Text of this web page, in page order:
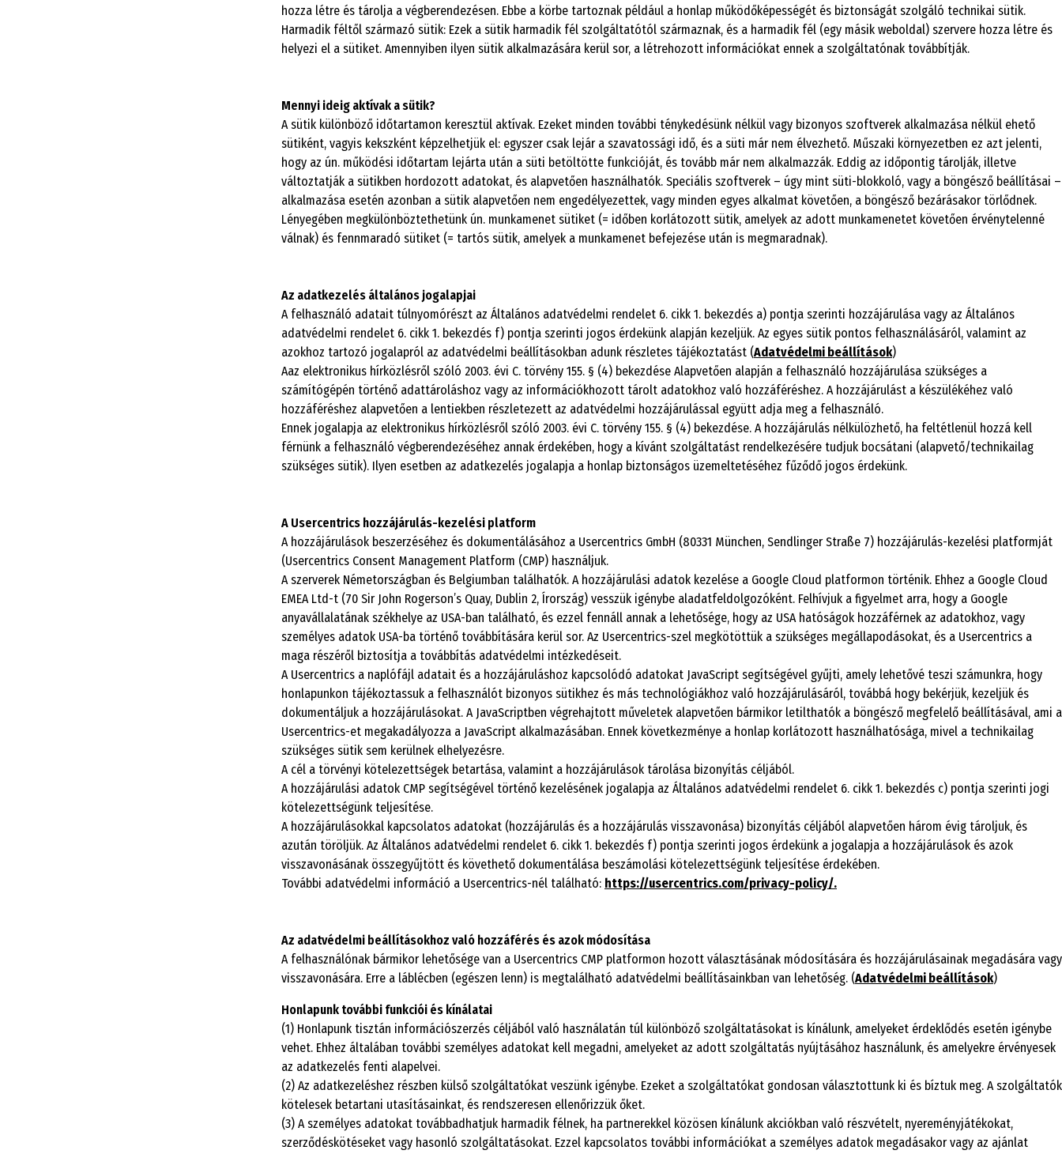
hozza létre és tárolja a végberendezésen. Ebbe a körbe tartoznak például a honlap működőképességét és biztonságát szolgáló technikai sütik.
Harmadik féltől származó sütik: Ezek a sütik harmadik fél szolgáltatótól származnak, és a harmadik fél (egy másik weboldal) szervere hozza létre és
helyezi el a sütiket. Amennyiben ilyen sütik alkalmazására kerül sor, a létrehozott információkat ennek a szolgáltatónak továbbítják.
Mennyi ideig aktívak a sütik?
A sütik különböző időtartamon keresztül aktívak. Ezeket minden további ténykedésünk nélkül vagy bizonyos szoftverek alkalmazása nélkül ehető
sütiként, vagyis kekszként képzelhetjük el: egyszer csak lejár a szavatossági idő, és a süti már nem élvezhető. Műszaki környezetben ez azt jelenti,
hogy az ún. működési időtartam lejárta után a süti betöltötte funkcióját, és tovább már nem alkalmazzák. Eddig az időpontig tárolják, illetve
változtatják a sütikben hordozott adatokat, és alapvetően használhatók. Speciális szoftverek – úgy mint süti-blokkoló, vagy a böngésző beállításai –
alkalmazása esetén azonban a sütik alapvetően nem engedélyezettek, vagy minden egyes alkalmat követően, a böngésző bezárásakor törlődnek.
Lényegében megkülönböztethetünk ún. munkamenet sütiket (= időben korlátozott sütik, amelyek az adott munkamenetet követően érvénytelenné
válnak) és fennmaradó sütiket (= tartós sütik, amelyek a munkamenet befejezése után is megmaradnak).
Az adatkezelés általános jogalapjai
A felhasználó adatait túlnyomórészt az Általános adatvédelmi rendelet 6. cikk 1. bekezdés a) pontja szerinti hozzájárulása vagy az Általános
adatvédelmi rendelet 6. cikk 1. bekezdés f) pontja szerinti jogos érdekünk alapján kezeljük. Az egyes sütik pontos felhasználásáról, valamint az
azokhoz tartozó jogalapról az adatvédelmi beállításokban adunk részletes tájékoztatást (Adatvédelmi beállítások)
Aaz elektronikus hírközlésről szóló 2003. évi C. törvény 155. § (4) bekezdése Alapvetően alapján a felhasználó hozzájárulása szükséges a
számítógépén történő adattároláshoz vagy az információkhozott tárolt adatokhoz való hozzáféréshez. A hozzájárulást a készülékéhez való
hozzáféréshez alapvetően a lentiekben részletezett az adatvédelmi hozzájárulással együtt adja meg a felhasználó.
Ennek jogalapja az elektronikus hírközlésről szóló 2003. évi C. törvény 155. § (4) bekezdése. A hozzájárulás nélkülözhető, ha feltétlenül hozzá kell
férnünk a felhasználó végberendezéséhez annak érdekében, hogy a kívánt szolgáltatást rendelkezésére tudjuk bocsátani (alapvető/technikailag
szükséges sütik). Ilyen esetben az adatkezelés jogalapja a honlap biztonságos üzemeltetéséhez fűződő jogos érdekünk.
A Usercentrics hozzájárulás-kezelési platform
A hozzájárulások beszerzéséhez és dokumentálásához a Usercentrics GmbH (80331 München, Sendlinger Straße 7) hozzájárulás-kezelési platformját
(Usercentrics Consent Management Platform (CMP) használjuk.
A szerverek Németországban és Belgiumban találhatók. A hozzájárulási adatok kezelése a Google Cloud platformon történik. Ehhez a Google Cloud
EMEA Ltd-t (70 Sir John Rogerson’s Quay, Dublin 2, Írország) vesszük igénybe aladatfeldolgozóként. Felhívjuk a figyelmet arra, hogy a Google
anyavállalatának székhelye az USA-ban található, és ezzel fennáll annak a lehetősége, hogy az USA hatóságok hozzáférnek az adatokhoz, vagy
személyes adatok USA-ba történő továbbítására kerül sor. Az Usercentrics-szel megkötöttük a szükséges megállapodásokat, és a Usercentrics a
maga részéről biztosítja a továbbítás adatvédelmi intézkedéseit.
A Usercentrics a naplófájl adatait és a hozzájáruláshoz kapcsolódó adatokat JavaScript segítségével gyűjti, amely lehetővé teszi számunkra, hogy
honlapunkon tájékoztassuk a felhasználót bizonyos sütikhez és más technológiákhoz való hozzájárulásáról, továbbá hogy bekérjük, kezeljük és
dokumentáljuk a hozzájárulásokat. A JavaScriptben végrehajtott műveletek alapvetően bármikor letilthatók a böngésző megfelelő beállításával, ami a
Usercentrics-et megakadályozza a JavaScript alkalmazásában. Ennek következménye a honlap korlátozott használhatósága, mivel a technikailag
szükséges sütik sem kerülnek elhelyezésre.
A cél a törvényi kötelezettségek betartása, valamint a hozzájárulások tárolása bizonyítás céljából.
A hozzájárulási adatok CMP segítségével történő kezelésének jogalapja az Általános adatvédelmi rendelet 6. cikk 1. bekezdés c) pontja szerinti jogi
kötelezettségünk teljesítése.
A hozzájárulásokkal kapcsolatos adatokat (hozzájárulás és a hozzájárulás visszavonása) bizonyítás céljából alapvetően három évig tároljuk, és
azután töröljük. Az Általános adatvédelmi rendelet 6. cikk 1. bekezdés f) pontja szerinti jogos érdekünk a jogalapja a hozzájárulások és azok
visszavonásának összegyűjtött és követhető dokumentálása beszámolási kötelezettségünk teljesítése érdekében.
További adatvédelmi információ a Usercentrics-nél található: https://usercentrics.com/privacy-policy/.
Az adatvédelmi beállításokhoz való hozzáférés és azok módosítása
A felhasználónak bármikor lehetősége van a Usercentrics CMP platformon hozott választásának módosítására és hozzájárulásainak megadására vagy
visszavonására. Erre a láblécben (egészen lenn) is megtalálható adatvédelmi beállításainkban van lehetőség. (Adatvédelmi beállítások)
Honlapunk további funkciói és kínálatai
(1) Honlapunk tisztán információszerzés céljából való használatán túl különböző szolgáltatásokat is kínálunk, amelyeket érdeklődés esetén igénybe
vehet. Ehhez általában további személyes adatokat kell megadni, amelyeket az adott szolgáltatás nyújtásához használunk, és amelyekre érvényesek
az adatkezelés fenti alapelvei.
(2) Az adatkezeléshez részben külső szolgáltatókat veszünk igénybe. Ezeket a szolgáltatókat gondosan választottunk ki és bíztuk meg. A szolgáltatók
kötelesek betartani utasításainkat, és rendszeresen ellenőrizzük őket.
(3) A személyes adatokat továbbadhatjuk harmadik félnek, ha partnerekkel közösen kínálunk akciókban való részvételt, nyereményjátékokat,
szerződéskötéseket vagy hasonló szolgáltatásokat. Ezzel kapcsolatos további információkat a személyes adatok megadásakor vagy az ajánlat